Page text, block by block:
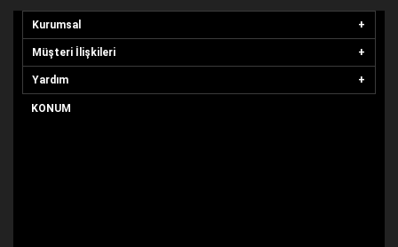
Kurumsal
Müşteri İlişkileri
Yardım
KONUM